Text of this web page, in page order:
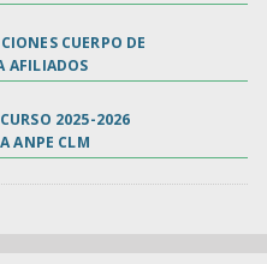
CUERPO DE
AFILIADOS
2025-2026
ANPE CLM